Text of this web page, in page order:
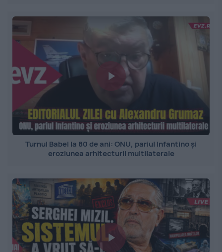
Turnul Babel la 80 de ani: ONU, pariul Infantino și
eroziunea arhitecturii multilaterale